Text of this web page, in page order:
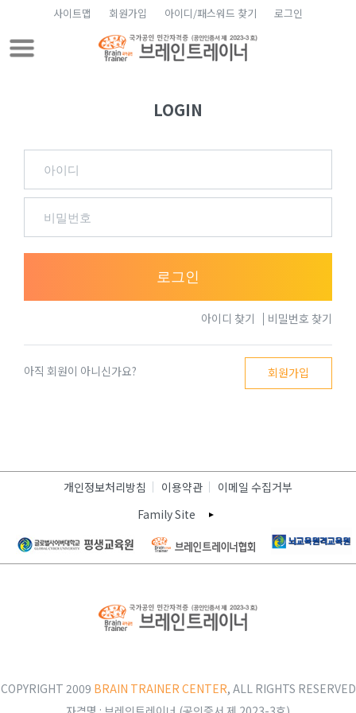
사이트맵 회원가입 아이디/패스워드 찾기 로그인
LOGIN
로그인
아이디 찾기 비밀번호 찾기
아직 회원이 아니신가요? 회원가입
개인정보처리방침 이용약관
이메일 수집거부
Family Site
COPYRIGHT 2009 BRAIN TRAINER CENTER, ALL RIGHTS RESERVED